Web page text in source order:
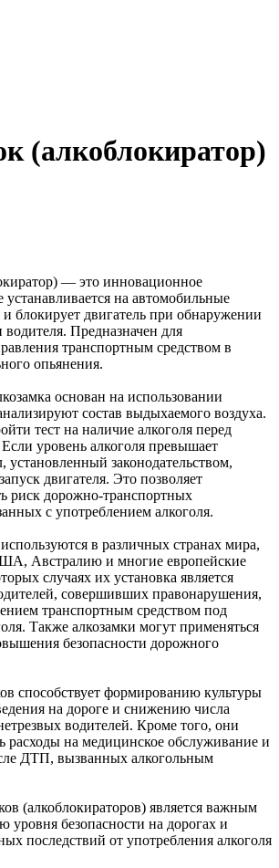
(алкоблокиратор)
— это инновационное
устанавливается на автомобильные
блокирует двигатель при обнаружении
Предназначен для
транспортным средством в
опьянения.
основан на использовании
состав выдыхаемого воздуха.
тест на наличие алкоголя перед
уровень алкоголя превышает
установленный законодательством,
двигателя. Это позволяет
риск дорожно-транспортных
с употреблением алкоголя.
в различных странах мира,
Австралию и многие европейские
случаях их установка является
совершивших правонарушения,
транспортным средством под
Также алкозамки могут применяться
безопасности дорожного
способствует формированию культуры
на дороге и снижению числа
водителей. Кроме того, они
расходы на медицинское обслуживание и
ДТП, вызванных алкогольным
(алкоблокираторов) является важным
безопасности на дорогах и
последствий от употребления алкоголя